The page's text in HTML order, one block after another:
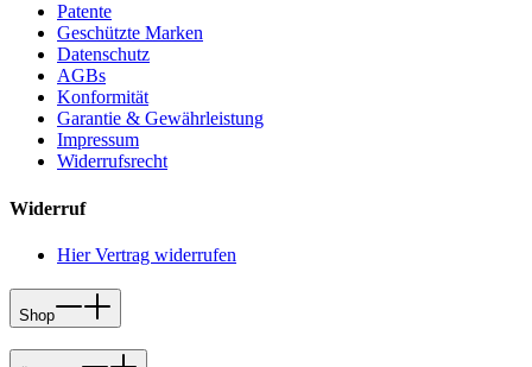
Patente
Geschützte Marken
Datenschutz
AGBs
Konformität
Garantie & Gewährleistung
Impressum
Widerrufsrecht
Widerruf
Hier Vertrag widerrufen
Shop